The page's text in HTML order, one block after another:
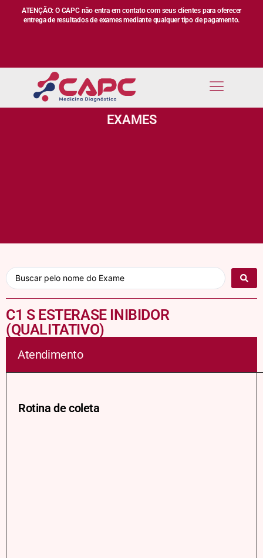
ATENÇÃO: O CAPC não entra em contato com seus clientes para oferecer
entrega de resultados de exames mediante qualquer tipo de pagamento.
EXAMES
C1 S ESTERASE INIBIDOR
(QUALITATIVO)
Atendimento
Rotina de coleta